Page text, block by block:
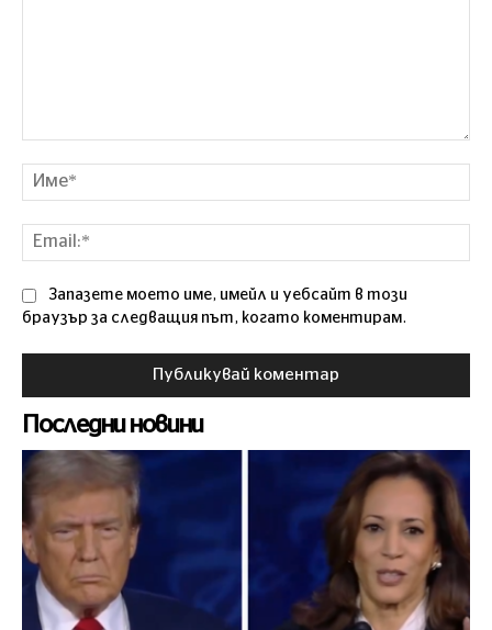
Запазете моето име, имейл и уебсайт в този
браузър за следващия път, когато коментирам.
Последни новини